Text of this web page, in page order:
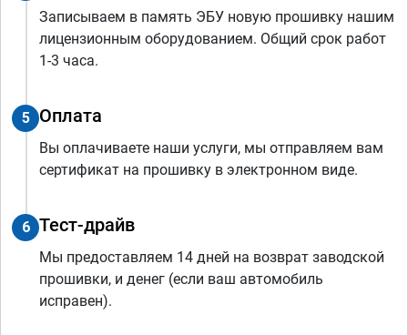
Записываем в память ЭБУ новую прошивку нашим
лицензионным оборудованием. Общий срок работ
1-3 часа.
5 Оплата
Вы оплачиваете наши услуги, мы отправляем вам
сертификат на прошивку в электронном виде.
6 Тест-драйв
Мы предоставляем 14 дней на возврат заводской
прошивки, и денег (если ваш автомобиль
исправен).